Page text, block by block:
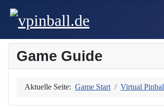
Game Guide
Aktuelle Seite: Game Start Virtual